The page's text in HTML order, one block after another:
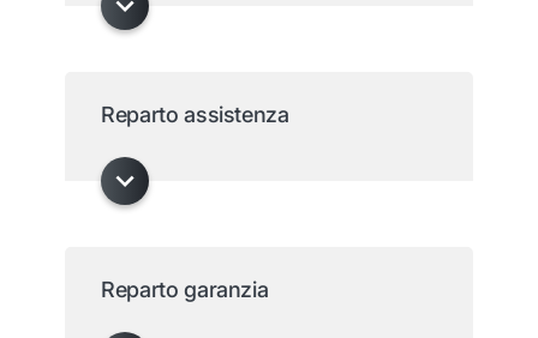
Reparto assistenza
Reparto garanzia